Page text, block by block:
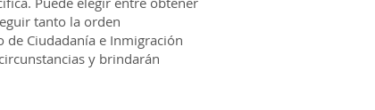
tanto la orden
de Ciudadanía e Inmigración
y brindarán